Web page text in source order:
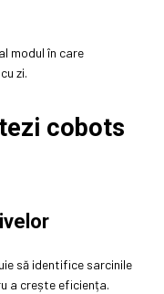
modul în care
zi.
cobots
să identifice sarcinile
a crește eficiența.